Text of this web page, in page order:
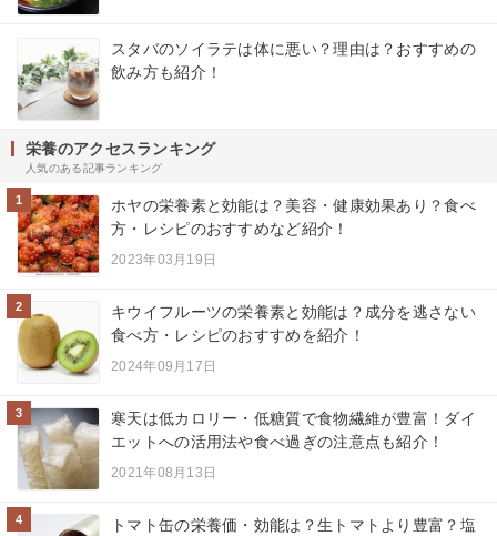
スタバのソイラテは体に悪い？理由は？おすすめの
飲み方も紹介！
栄養のアクセスランキング
人気のある記事ランキング
1
ホヤの栄養素と効能は？美容・健康効果あり？食べ
方・レシピのおすすめなど紹介！
2023年03月19日
2
キウイフルーツの栄養素と効能は？成分を逃さない
食べ方・レシピのおすすめを紹介！
2024年09月17日
3
寒天は低カロリー・低糖質で食物繊維が豊富！ダイ
エットへの活用法や食べ過ぎの注意点も紹介！
2021年08月13日
4
トマト缶の栄養価・効能は？生トマトより豊富？塩